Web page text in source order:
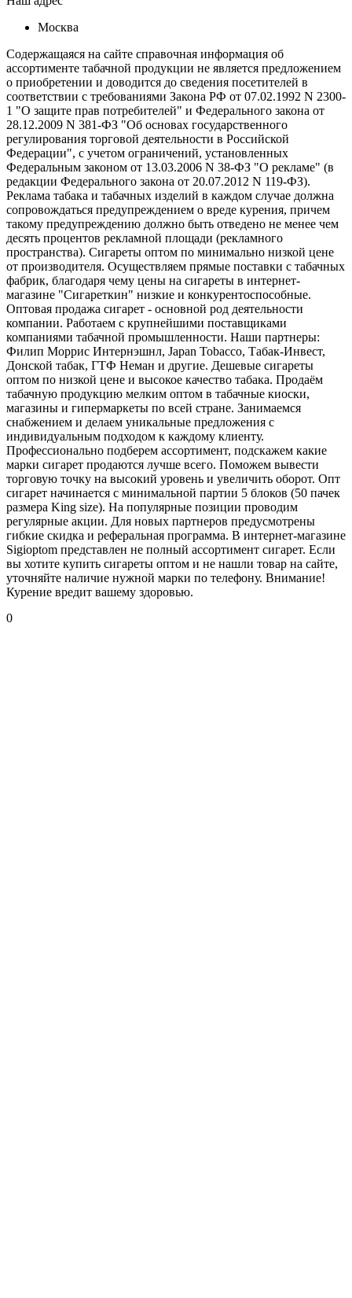
Москва
Содержащаяся на сайте справочная информация об
ассортименте табачной продукции не является предложением
о приобретении и доводится до сведения посетителей в
соответствии с требованиями Закона РФ от 07.02.1992 N 2300-
1 "О защите прав потребителей" и Федерального закона от
28.12.2009 N 381-ФЗ "Об основах государственного
регулирования торговой деятельности в Российской
Федерации", с учетом ограничений, установленных
Федеральным законом от 13.03.2006 N 38-ФЗ "О рекламе" (в
редакции Федерального закона от 20.07.2012 N 119-ФЗ).
Реклама табака и табачных изделий в каждом случае должна
сопровождаться предупреждением о вреде курения, причем
такому предупреждению должно быть отведено не менее чем
десять процентов рекламной площади (рекламного
пространства). Сигареты оптом по минимально низкой цене
от производителя. Осуществляем прямые поставки с табачных
фабрик, благодаря чему цены на сигареты в интернет-
магазине "Сигареткин" низкие и конкурентоспособные.
Оптовая продажа сигарет - основной род деятельности
компании. Работаем с крупнейшими поставщиками
компаниями табачной промышленности. Наши партнеры:
Филип Моррис Интернэшнл, Japan Tobacco, Табак-Инвест,
Донской табак, ГТФ Неман и другие. Дешевые сигареты
оптом по низкой цене и высокое качество табака. Продаём
табачную продукцию мелким оптом в табачные киоски,
магазины и гипермаркеты по всей стране. Занимаемся
снабжением и делаем уникальные предложения с
индивидуальным подходом к каждому клиенту.
Профессионально подберем ассортимент, подскажем какие
марки сигарет продаются лучше всего. Поможем вывести
торговую точку на высокий уровень и увеличить оборот. Опт
сигарет начинается с минимальной партии 5 блоков (50 пачек
размера King size). На популярные позиции проводим
регулярные акции. Для новых партнеров предусмотрены
гибкие скидка и реферальная программа. В интернет-магазине
Sigioptom представлен не полный ассортимент сигарет. Если
вы хотите купить сигареты оптом и не нашли товар на сайте,
уточняйте наличие нужной марки по телефону. Внимание!
Курение вредит вашему здоровью.
0